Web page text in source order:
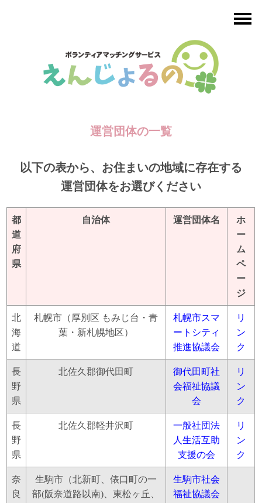
運営団体の一覧
以下の表から、お住まいの地域に存在する
運営団体をお選びください
都
道
府
県
自治体 運営団体名
ホ
ー
ム
ペ
ー
ジ
北
海
道
札幌市（厚別区 もみじ台・青
葉・新札幌地区）
札幌市スマ
ートシティ
推進協議会
リ
ン
ク
長
野
県
北佐久郡御代田町
御代田町社
会福祉協議
会
リ
ン
ク
長
野
県
北佐久郡軽井沢町
一般社団法
人生活互助
支援の会
リ
ン
ク
奈
良
生駒市（北新町、俵口町の一
部(阪奈道路以南)、東松ヶ丘、
生駒市社会
福祉協議会